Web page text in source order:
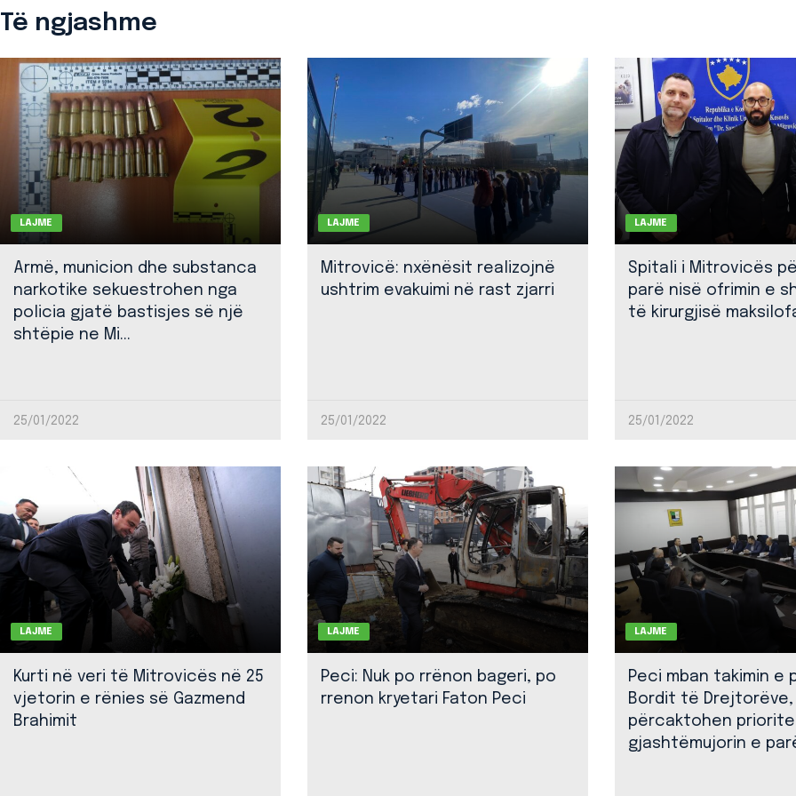
Të ngjashme
LAJME
Armë, municion dhe substanca
narkotike sekuestrohen nga
policia gjatë bastisjes së një
shtëpie ne Mi...
25/01/2022
LAJME
Mitrovicë: nxënësit realizojnë
ushtrim evakuimi në rast zjarri
25/01/2022
LAJME
Spitali i Mitrovicës
parë nisë ofrimin e
të kirurgjisë
25/01/2022
LAJME
Kurti në veri të Mitrovicës në 25
vjetorin e rënies së Gazmend
Brahimit
LAJME
Peci: Nuk po rrënon bageri, po
rrenon kryetari Faton Peci
LAJME
Peci mban takimin e
Bordit të Drejtorëve,
përcaktohen
gjashtëmujorin e